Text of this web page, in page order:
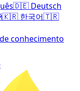
🇩🇪 Deutsch
🇰🇷 한국어🇹🇷
conhecimento